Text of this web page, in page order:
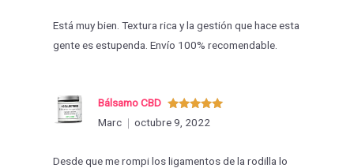
Está muy bien. Textura rica y la gestión que hace esta
gente es estupenda. Envío 100% recomendable.
Valorado
con5de 5
Bálsamo CBD
Marc
octubre 9, 2022
Desde que me rompi los ligamentos de la rodilla lo